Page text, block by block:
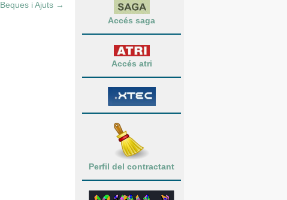
Beques i Ajuts →
Accés saga
Accés atri
Perfil del contractant